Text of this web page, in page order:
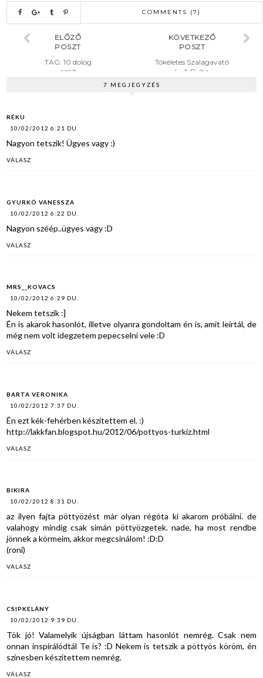
COMMENTS (7)
KÖVETKEZŐ
POSZT
Tökéletes Szalagavató
I - A Ruha
ELŐZŐ
POSZT
TAG: 10 dolog
amit
7 MEGJEGYZÉS
RÉKU
10/02/2012 6:21 DU.
Nagyon tetszik! Ügyes vagy :)
VÁLASZ
GYURKÓ VANESSZA
10/02/2012 6:22 DU.
Nagyon széép..ügyes vagy :D
VÁLASZ
MRS__KOVACS
10/02/2012 6:29 DU.
Nekem tetszik :]
Én is akarok hasonlót, illetve olyanra gondoltam én is, amit leírtál, de
még nem volt idegzetem pepecselni vele :D
VÁLASZ
BARTA VERONIKA
10/02/2012 7:37 DU.
Én ezt kék-fehérben készítettem el. :)
http://lakkfan.blogspot.hu/2012/06/pottyos-turkiz.html
VÁLASZ
BIKIRA
10/02/2012 8:31 DU.
az ilyen fajta pöttyözést már olyan régóta ki akarom próbálni. de
valahogy mindig csak simán pöttyözgetek. nade, ha most rendbe
jönnek a körmeim, akkor megcsinálom! :D:D
(roni)
VÁLASZ
CSIPKELÁNY
10/02/2012 9:39 DU.
Tök jó! Valamelyik újságban láttam hasonlót nemrég. Csak nem
onnan inspirálódtál Te is? :D Nekem is tetszik a pöttyös köröm, én
színesben készítettem nemrég.
VÁLASZ